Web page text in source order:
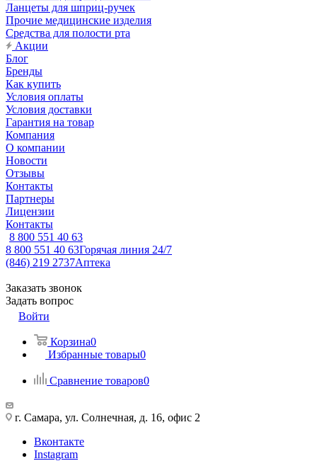
Ланцеты для шприц-ручек
Прочие медицинские изделия
Средства для полости рта
Акции
Блог
Бренды
Как купить
Условия оплаты
Условия доставки
Гарантия на товар
Компания
О компании
Новости
Отзывы
Контакты
Партнеры
Лицензии
Контакты
8 800 551 40 63
8 800 551 40 63Горячая линия 24/7
(846) 219 2737Аптека
Заказать звонок
Задать вопрос
Войти
Корзина0
Избранные товары0
Сравнение товаров0
г. Самара, ул. Солнечная, д. 16, офис 2
Вконтакте
Instagram